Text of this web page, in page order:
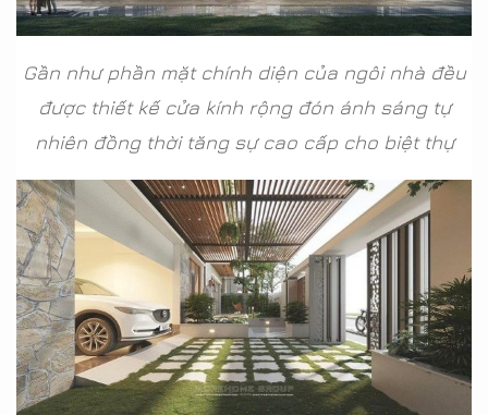
Gần như phần mặt chính diện của ngôi nhà đều
được thiết kế cửa kính rộng đón ánh sáng tự
nhiên đồng thời tăng sự cao cấp cho biệt thự